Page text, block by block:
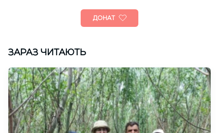
ДОНАТ
ЗАРАЗ ЧИТАЮТЬ